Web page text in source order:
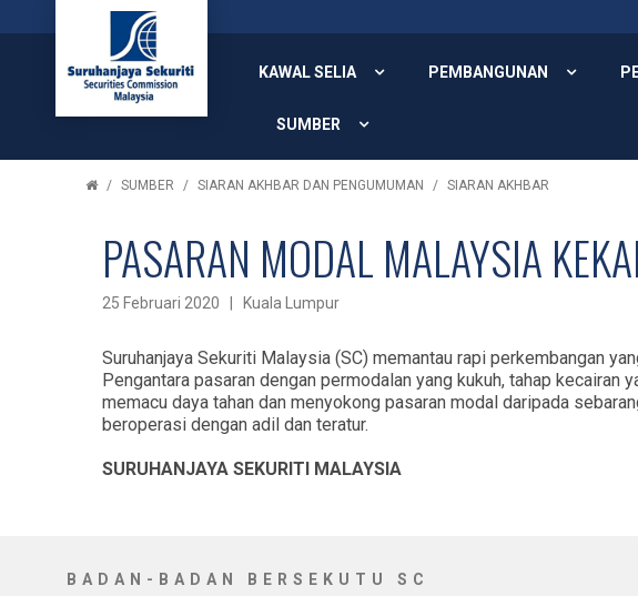
KAWAL SELIA PEMBANGUNAN
SUMBER
SUMBER SIARAN AKHBAR DAN PENGUMUMAN SIARAN AKHBAR
PASARAN MODAL MALAYSIA
25 Februari 2020 | Kuala Lumpur
Suruhanjaya Sekuriti Malaysia (SC) memantau rapi perkembangan
Pengantara pasaran dengan permodalan yang kukuh, tahap
memacu daya tahan dan menyokong pasaran modal daripada
beroperasi dengan adil dan teratur.
SURUHANJAYA SEKURITI MALAYSIA
BADAN-BADAN BERSEKUTU SC